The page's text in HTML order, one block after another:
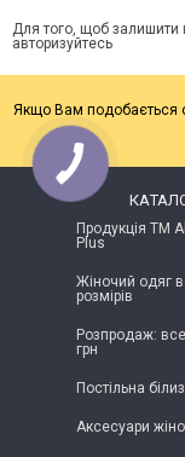
Для того, щоб залишити
авторизуйтесь
Якщо Вам подобається
Продукція ТМ
Plus
Жіночий одяг
розмірів
Розпродаж:
грн
Постільна
Аксесуари